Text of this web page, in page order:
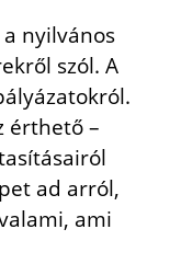
nyilvános
szól. A
érthető –
ad arról,
ami